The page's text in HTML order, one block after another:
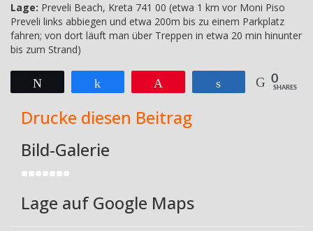
Lage: Preveli Beach, Kreta 741 00 (etwa 1 km vor Moni Piso
Preveli links abbiegen und etwa 200m bis zu einem Parkplatz
fahren; von dort läuft man über Treppen in etwa 20 min hinunter
bis zum Strand)
Teilen 0
SHARES
Drucke diesen Beitrag
Bild-Galerie
Lage auf Google Maps